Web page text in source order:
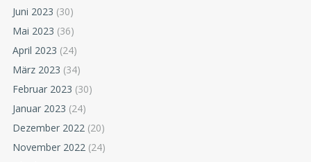
Juni 2023 (30)
Mai 2023 (36)
April 2023 (24)
März 2023 (34)
Februar 2023 (30)
Januar 2023 (24)
Dezember 2022 (20)
November 2022 (24)